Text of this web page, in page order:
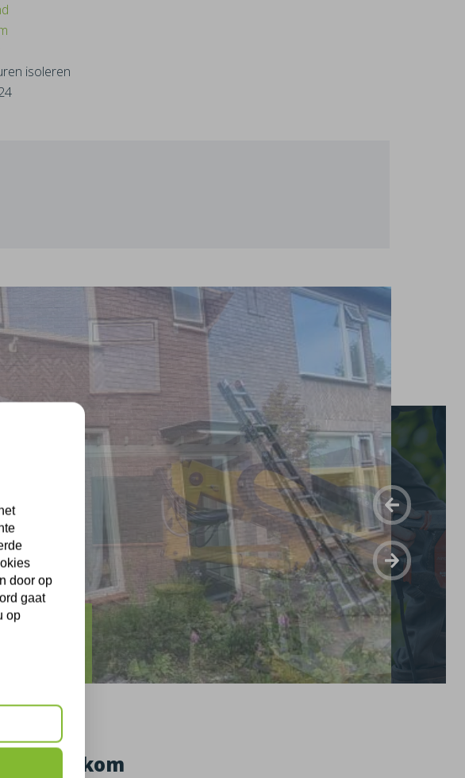
isoleren
Bennekom
door op
gaat
op